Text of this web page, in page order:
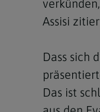
Assisi
Dass sich
Das ist